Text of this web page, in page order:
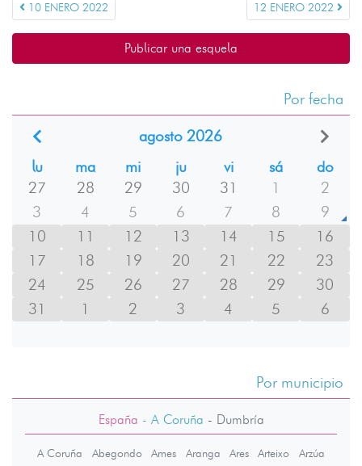
10 ENERO 2022 12 ENERO 2022
Publicar una esquela
Por fecha
agosto 2026
lu
ma mi ju vi sá
do
27
28 29 30 31 1
2
3
4 5 6 7 8
9
10
11 12 13 14 15
16
17
18 19 20 21 22
23
24
25 26 27 28 29
30
31
1 2 3 4 5 6
Por municipio
España - A Coruña - Dumbría
A Coruña Abegondo Ames Aranga Ares Arteixo
Arzúa